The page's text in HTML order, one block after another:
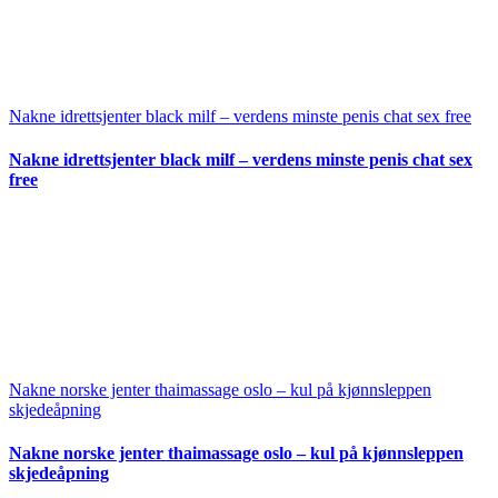
Nakne idrettsjenter black milf – verdens minste penis chat sex free
Nakne idrettsjenter black milf – verdens minste penis chat sex
free
Nakne norske jenter thaimassage oslo – kul på kjønnsleppen
skjedeåpning
Nakne norske jenter thaimassage oslo – kul på kjønnsleppen
skjedeåpning